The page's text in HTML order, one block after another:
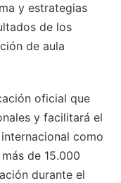
y estrategias
de los
de aula
oficial que
y facilitará el
como
de 15.000
durante el